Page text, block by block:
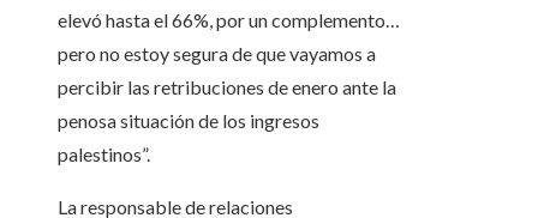
elevó hasta el 66%, por un complemento…
pero no estoy segura de que vayamos a
percibir las retribuciones de enero ante la
penosa situación de los ingresos
palestinos”.
La responsable de relaciones